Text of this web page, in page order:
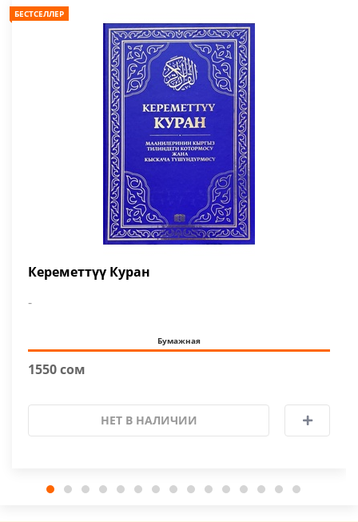
БЕСТСЕЛЛЕР
Кереметтүү Куран
-
Бумажная
1550 сом
НЕТ В НАЛИЧИИ